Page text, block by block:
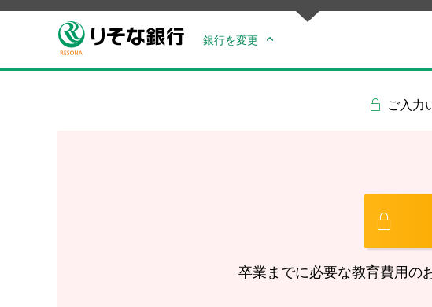
銀行を変更
ご入力
卒業までに必要な教育費用の